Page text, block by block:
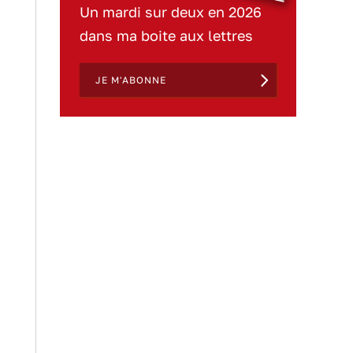
Un mardi sur deux en 2026
dans ma boite aux lettres
JE M'ABONNE